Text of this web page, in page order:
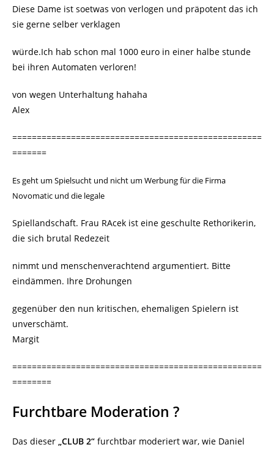
Diese Dame ist soetwas von verlogen und präpotent das ich
sie gerne selber verklagen
würde.Ich hab schon mal 1000 euro in einer halbe stunde
bei ihren Automaten verloren!
von wegen Unterhaltung hahaha
Alex
===================================================
=======
Es geht um Spielsucht und nicht um Werbung für die Firma
Novomatic und die legale
Spiellandschaft. Frau RAcek ist eine geschulte Rethorikerin,
die sich brutal Redezeit
nimmt und menschenverachtend argumentiert. Bitte
eindämmen. Ihre Drohungen
gegenüber den nun kritischen, ehemaligen Spielern ist
unverschämt.
Margit
===================================================
========
Furchtbare Moderation ?
Das dieser „CLUB 2“ furchtbar moderiert war, wie Daniel